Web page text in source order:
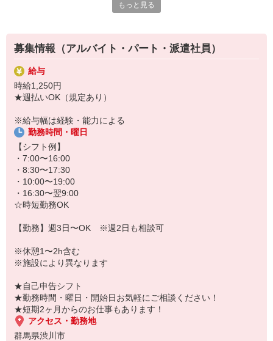
・医療器具の洗浄や消毒
・シーツ交換やベッドメイキング
・伝票や診療材料等の補充、整理
・診療補助
・メッセンジャー業務
など
★無資格・未経験OK！未経験から医療業界デビューできちゃいます
★病院、クリニック内は冷暖房完備！いつでも快適にお仕事できま
すよ！
あなたのスキルに合わせて少しずつお仕事をお願いしていきます。
20代・30代・40代・50代・60代、
中！
「近くの病院で働きたい」
「資格はないけど医療業界のお仕事に興味がある」
「すぐに働けるところはないかな…」
そんな方もぜひ！お気軽にご連絡ください♪
もっと見る
募集情報（アルバイト・パート・派遣社員）
給与
時給1,250円
★週払いOK（規定あり）
※給与幅は経験・能力による
勤務時間・曜日
【シフト例】
・7:00〜16:00
・8:30〜17:30
・10:00〜19:00
・16:30〜翌9:00
☆時短勤務OK
【勤務】週3日〜OK ※週2日も相談可
※休憩1〜2h含む
※施設により異なります
★自己申告シフト
★勤務時間・曜日・開始日お気軽にご相談ください！
★短期2ヶ月からのお仕事もあります！
アクセス・勤務地
群馬県渋川市